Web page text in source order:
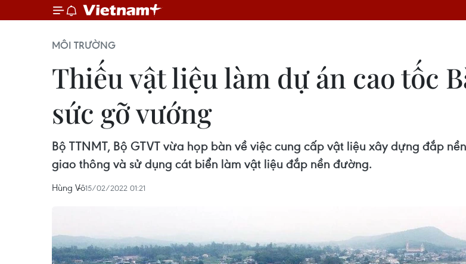
MÔI TRƯỜNG
Thiếu vật liệu làm dự án cao tốc
sức gỡ vướng
Bộ TTNMT, Bộ GTVT vừa họp bàn về việc cung cấp vật liệu xây dựng đắp
giao thông và sử dụng cát biển làm vật liệu đắp nền đường.
Hùng Võ15/02/2022 01:21